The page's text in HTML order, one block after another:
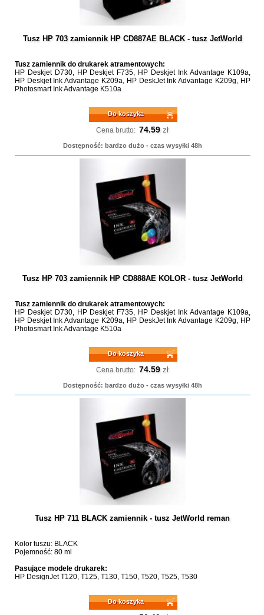
Tusz HP 703 zamiennik HP CD887AE BLACK - tusz JetWorld
Tusz zamiennik do drukarek atramentowych:
HP Deskjet D730, HP Deskjet F735, HP Deskjet Ink Advantage K109a,
HP Deskjet Ink Advantage K209a, HP DeskJet Ink Advantage K209g, HP
Photosmart Ink Advantage K510a
Do koszyka
Cena brutto: 74.59 zł
Dostępność: bardzo dużo - czas wysyłki 48h
Tusz HP 703 zamiennik HP CD888AE KOLOR - tusz JetWorld
Tusz zamiennik do drukarek atramentowych:
HP Deskjet D730, HP Deskjet F735, HP Deskjet Ink Advantage K109a,
HP Deskjet Ink Advantage K209a, HP DeskJet Ink Advantage K209g, HP
Photosmart Ink Advantage K510a
Do koszyka
Cena brutto: 74.59 zł
Dostępność: bardzo dużo - czas wysyłki 48h
Tusz HP 711 BLACK zamiennik - tusz JetWorld reman
Kolor tuszu: BLACK
Pojemność: 80 ml
Pasujące modele drukarek:
HP DesignJet T120, T125, T130, T150, T520, T525, T530
Do koszyka